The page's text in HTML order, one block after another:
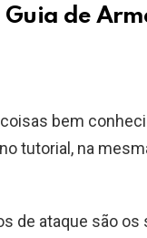
de
bem
tutorial, na
de ataque são